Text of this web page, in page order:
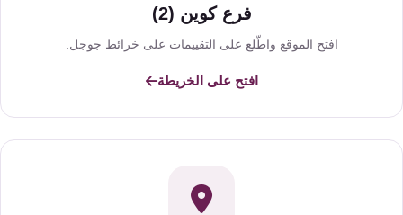
فرع كوين (2)
افتح الموقع واطّلع على التقييمات على خرائط جوجل.
افتح على الخريطة